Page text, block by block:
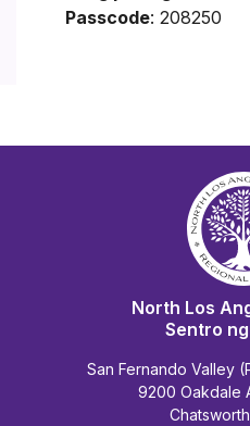
Passcode: 208250
North Los
Sentro
San Fernando Valley
9200 Oakdale